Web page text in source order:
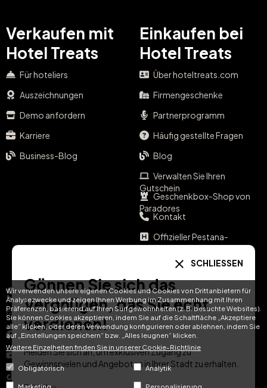
Wir verwenden unsere eigenen Cookies und Cookies von Drittanbietern für
Analysezwecke und zeigen Ihnen Werbung im Zusammenhang mit Ihren
Präferenzen, basierend auf Ihren Surfgewohnheiten (z. B. besuchte Websites).
Sie können Cookies akzeptieren, indem Sie auf die Schaltfläche „Akzeptiere
alle“ klicken, oder deren Verwendung konfigurieren oder ablehnen, indem Sie
auf „Einstellungen speichern“ bzw. „Alles leugnen“ klicken.
Weitere Einzelheiten finden Sie in unserer Cookie-Richtlinie
Obligatorisch Analytik
Marketing Personalisierung
Verkaufen mit
Hotel Treats
Für hoteliers
Auszeichnungen
Demo anfordern
Karriere
Business-Blog
Einkaufen bei
Hotel Treats
Über hoteltreats.com
Firmengeschenke
Partnerprogramm
Häufig gestellte Fragen
Blog
Verwalten Sie Ihren
Gutschein
Geschenkbox-Shop von
Paradores
Kontakt
Offizieller Pestana-
Gutscheinshop
Gutscheinshop
Soziale Medien
Instagram
Facebook
YouTube
TikTok
Ihre Sprache
EN ES IT PT
DE FR NL
SCHLIESSEN
Gönnen Sie sich das
Vergnügen, das Sie echt
verdienen!
Melden Sie sich an, um exklusiven Zugang zu
Gewinnspielen und Angeboten in Ihrer Stadt zu erhalten.